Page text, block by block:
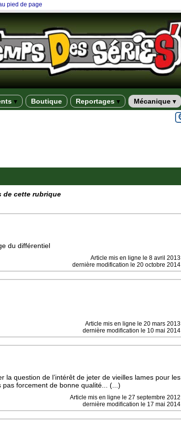
pied de page
Boutique Reportages Mécanique
de cette rubrique
du différentiel
Article mis en ligne le 8 avril 2013
dernière modification le 20 octobre 2014
Article mis en ligne le 20 mars 2013
dernière modification le 10 mai 2014
la question de l’intérêt de jeter de vieilles lames pour les
forcement de bonne qualité... (...)
Article mis en ligne le 27 septembre 2012
dernière modification le 17 mai 2014